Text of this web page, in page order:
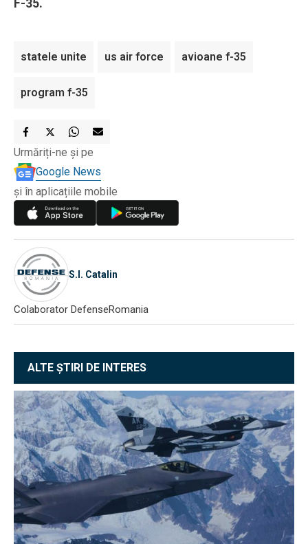
F-35.
statele unite us air force avioane f-35
program f-35
Urmăriți-ne și pe
Google News
și în aplicațiile mobile
S.I. Catalin
Colaborator DefenseRomania
ALTE ȘTIRI DE INTERES